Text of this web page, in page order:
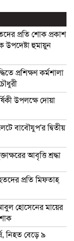
প্রতি শোক প্রকাশ
উপদেষ্টা হুমায়ুন
প্রশিক্ষণ কর্মশালা
উপলক্ষে দোয়া
বাবৌযুপ’র দ্বিতীয়
আবৃত্তি শ্রদ্ধা
প্রতি মিফতাহ্
হোসেনের মায়ের
নিহত বেড়ে ৯